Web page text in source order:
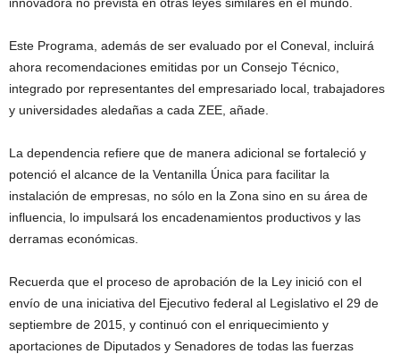
Este Programa, además de ser evaluado por el Coneval, incluirá
ahora recomendaciones emitidas por un Consejo Técnico,
integrado por representantes del empresariado local, trabajadores
y universidades aledañas a cada ZEE, añade.
La dependencia refiere que de manera adicional se fortaleció y
potenció el alcance de la Ventanilla Única para facilitar la
instalación de empresas, no sólo en la Zona sino en su área de
influencia, lo impulsará los encadenamientos productivos y las
derramas económicas.
Recuerda que el proceso de aprobación de la Ley inició con el
envío de una iniciativa del Ejecutivo federal al Legislativo el 29 de
septiembre de 2015, y continuó con el enriquecimiento y
aportaciones de Diputados y Senadores de todas las fuerzas